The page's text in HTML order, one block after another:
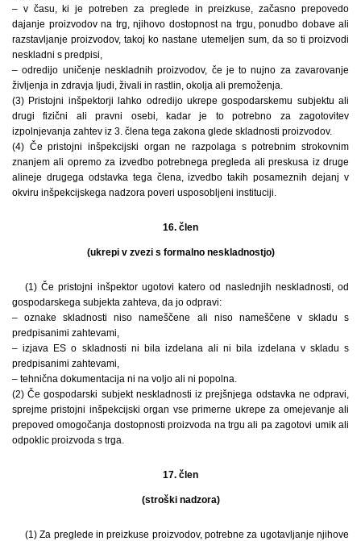
– v času, ki je potreben za preglede in preizkuse, začasno prepovedo
dajanje proizvodov na trg, njihovo dostopnost na trgu, ponudbo dobave ali
razstavljanje proizvodov, takoj ko nastane utemeljen sum, da so ti proizvodi
neskladni s predpisi,
– odredijo uničenje neskladnih proizvodov, če je to nujno za zavarovanje
življenja in zdravja ljudi, živali in rastlin, okolja ali premoženja.
(3) Pristojni inšpektorji lahko odredijo ukrepe gospodarskemu subjektu ali
drugi fizični ali pravni osebi, kadar je to potrebno za zagotovitev
izpolnjevanja zahtev iz 3. člena tega zakona glede skladnosti proizvodov.
(4) Če pristojni inšpekcijski organ ne razpolaga s potrebnim strokovnim
znanjem ali opremo za izvedbo potrebnega pregleda ali preskusa iz druge
alineje drugega odstavka tega člena, izvedbo takih posameznih dejanj v
okviru inšpekcijskega nadzora poveri usposobljeni instituciji.
16. člen
(ukrepi v zvezi s formalno neskladnostjo)
(1) Če pristojni inšpektor ugotovi katero od naslednjih neskladnosti, od
gospodarskega subjekta zahteva, da jo odpravi:
– oznake skladnosti niso nameščene ali niso nameščene v skladu s
predpisanimi zahtevami,
– izjava ES o skladnosti ni bila izdelana ali ni bila izdelana v skladu s
predpisanimi zahtevami,
– tehnična dokumentacija ni na voljo ali ni popolna.
(2) Če gospodarski subjekt neskladnosti iz prejšnjega odstavka ne odpravi,
sprejme pristojni inšpekcijski organ vse primerne ukrepe za omejevanje ali
prepoved omogočanja dostopnosti proizvoda na trgu ali pa zagotovi umik ali
odpoklic proizvoda s trga.
17. člen
(stroški nadzora)
(1) Za preglede in preizkuse proizvodov, potrebne za ugotavljanje njihove